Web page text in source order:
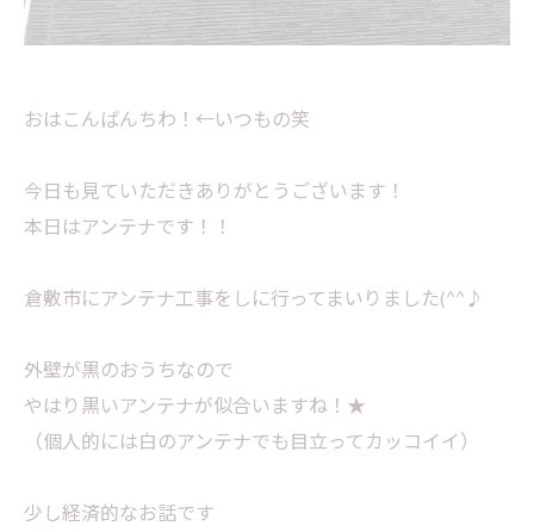
おはこんばんちわ！←いつもの笑
今日も見ていただきありがとうございます！
本日はアンテナです！！
倉敷市にアンテナ工事をしに行ってまいりました(^^♪
外壁が黒のおうちなので
やはり黒いアンテナが似合いますね！★
（個人的には白のアンテナでも目立ってカッコイイ）
少し経済的なお話です